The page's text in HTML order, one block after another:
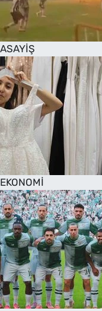
ASAYİŞ
EKONOMİ